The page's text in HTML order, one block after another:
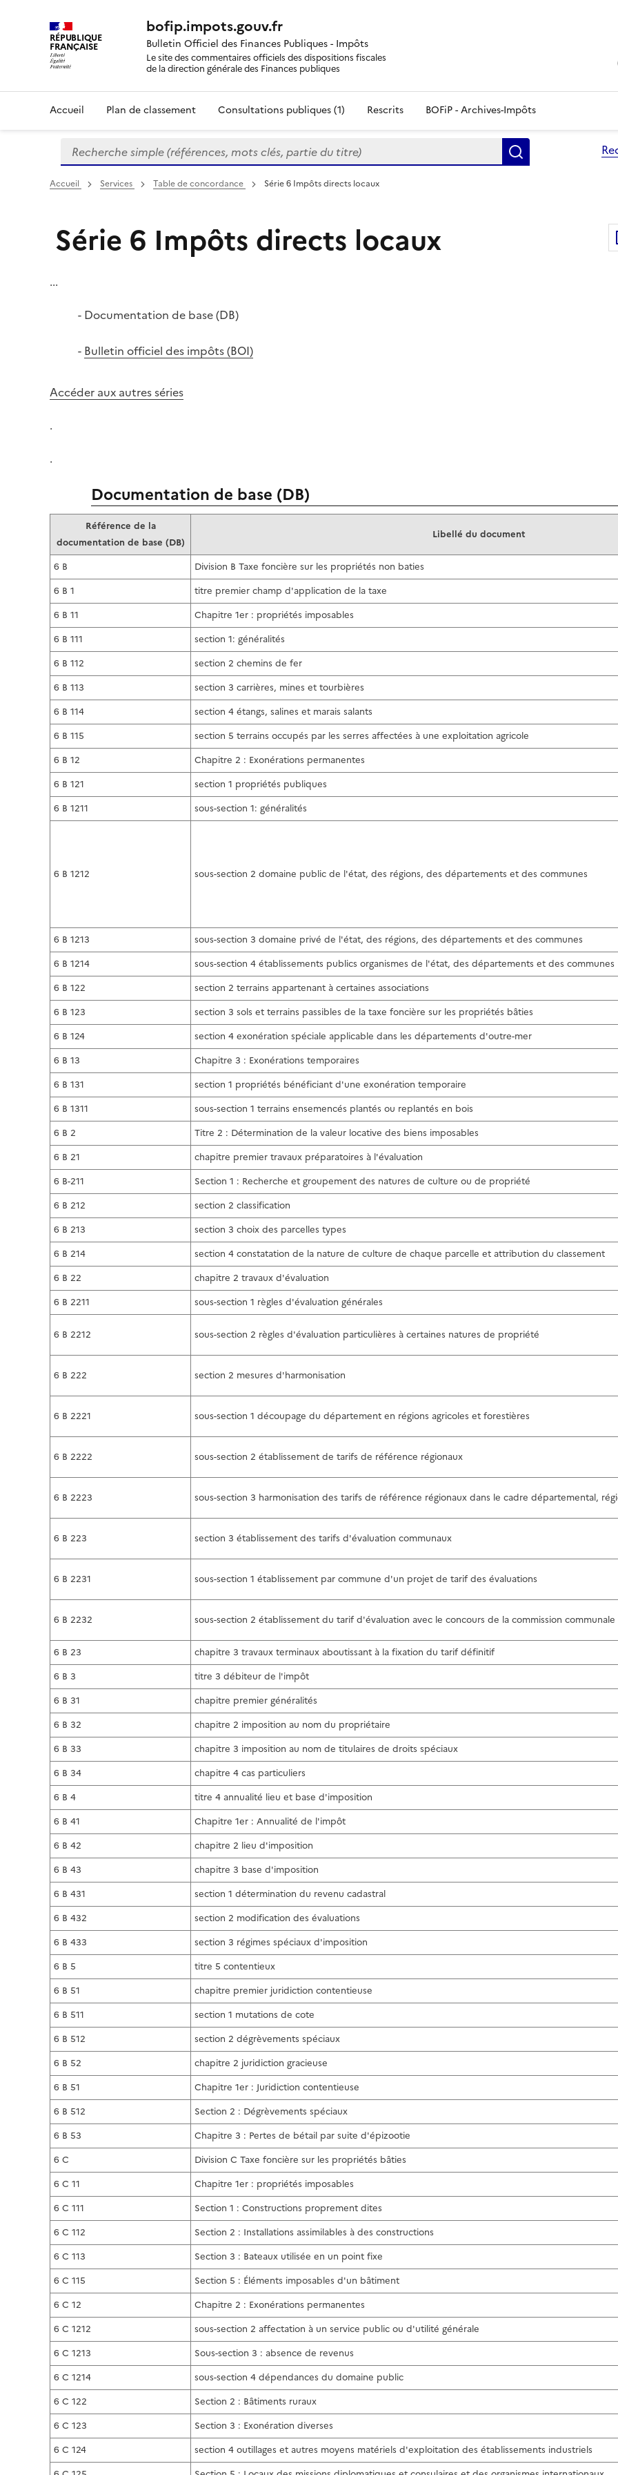
RÉPUBLIQUE
FRANÇAISE
bofip.impots.gouv.fr
Bulletin Officiel des Finances Publiques - Impôts
Le site des commentaires officiels des dispositions fiscales
de la direction générale des Finances publiques
Accueil Plan de classement Consultations publiques (1) Rescrits BOFiP - Archives-Impôts
Formulaire
de
recherche
Recherche simple (références, mots clés, partie du titre)
Accueil Services Table de concordance Série 6 Impôts directs locaux
Série 6 Impôts directs locaux
...
Documentation de base (DB)
Bulletin officiel des impôts (BOI)
Accéder aux autres séries
.
.
Documentation de base (DB)
Référence de la
documentation de base (DB)
Libellé du document
6 B
Division B Taxe foncière sur les propriétés non baties
6 B 1
titre premier champ d'application de la taxe
6 B 11
Chapitre 1er : propriétés imposables
6 B 111
section 1: généralités
6 B 112
section 2 chemins de fer
6 B 113
section 3 carrières, mines et tourbières
6 B 114
section 4 étangs, salines et marais salants
6 B 115
section 5 terrains occupés par les serres affectées à une exploitation agricole
6 B 12
Chapitre 2 : Exonérations permanentes
6 B 121
section 1 propriétés publiques
6 B 1211
sous-section 1: généralités
6 B 1212 sous-section 2 domaine public de l'état, des régions, des départements et des communes
6 B 1213
sous-section 3 domaine privé de l'état, des régions, des départements et des communes
6 B 1214
sous-section 4 établissements publics organismes de l'état, des départements et des communes
6 B 122
section 2 terrains appartenant à certaines associations
6 B 123
section 3 sols et terrains passibles de la taxe foncière sur les propriétés bâties
6 B 124
section 4 exonération spéciale applicable dans les départements d'outre-mer
6 B 13
Chapitre 3 : Exonérations temporaires
6 B 131
section 1 propriétés bénéficiant d'une exonération temporaire
6 B 1311
sous-section 1 terrains ensemencés plantés ou replantés en bois
6 B 2
Titre 2 : Détermination de la valeur locative des biens imposables
6 B 21
chapitre premier travaux préparatoires à l'évaluation
6 B-211
Section 1 : Recherche et groupement des natures de culture ou de propriété
6 B 212
section 2 classification
6 B 213
section 3 choix des parcelles types
6 B 214
section 4 constatation de la nature de culture de chaque parcelle et attribution du classement
6 B 22
chapitre 2 travaux d'évaluation
6 B 2211
sous-section 1 règles d'évaluation générales
6 B 2212 sous-section 2 règles d'évaluation particulières à certaines natures de propriété
6 B 222 section 2 mesures d'harmonisation
6 B 2221 sous-section 1 découpage du département en régions agricoles et forestières
6 B 2222 sous-section 2 établissement de tarifs de référence régionaux
6 B 2223 sous-section 3 harmonisation des tarifs de référence régionaux dans le cadre départemental,
6 B 223 section 3 établissement des tarifs d'évaluation communaux
6 B 2231 sous-section 1 établissement par commune d'un projet de tarif des évaluations
6 B 2232 sous-section 2 établissement du tarif d'évaluation avec le concours de la commission
6 B 23
chapitre 3 travaux terminaux aboutissant à la fixation du tarif définitif
6 B 3
titre 3 débiteur de l'impôt
6 B 31
chapitre premier généralités
6 B 32
chapitre 2 imposition au nom du propriétaire
6 B 33
chapitre 3 imposition au nom de titulaires de droits spéciaux
6 B 34
chapitre 4 cas particuliers
6 B 4
titre 4 annualité lieu et base d'imposition
6 B 41
Chapitre 1er : Annualité de l'impôt
6 B 42
chapitre 2 lieu d'imposition
6 B 43
chapitre 3 base d'imposition
6 B 431
section 1 détermination du revenu cadastral
6 B 432
section 2 modification des évaluations
6 B 433
section 3 régimes spéciaux d'imposition
6 B 5
titre 5 contentieux
6 B 51
chapitre premier juridiction contentieuse
6 B 511
section 1 mutations de cote
6 B 512
section 2 dégrèvements spéciaux
6 B 52
chapitre 2 juridiction gracieuse
6 B 51
Chapitre 1er : Juridiction contentieuse
6 B 512
Section 2 : Dégrèvements spéciaux
6 B 53
Chapitre 3 : Pertes de bétail par suite d'épizootie
6 C
Division C Taxe foncière sur les propriétés bâties
6 C 11
Chapitre 1er : propriétés imposables
6 C 111
Section 1 : Constructions proprement dites
6 C 112
Section 2 : Installations assimilables à des constructions
6 C 113
Section 3 : Bateaux utilisée en un point fixe
6 C 115
Section 5 : Éléments imposables d'un bâtiment
6 C 12
Chapitre 2 : Exonérations permanentes
6 C 1212
sous-section 2 affectation à un service public ou d'utilité générale
6 C 1213
Sous-section 3 : absence de revenus
6 C 1214
sous-section 4 dépendances du domaine public
6 C 122
Section 2 : Bâtiments ruraux
6 C 123
Section 3 : Exonération diverses
6 C 124
section 4 outillages et autres moyens matériels d'exploitation des établissements industriels